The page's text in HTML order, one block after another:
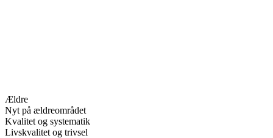
Ældre
Nyt på ældreområdet
Kvalitet og systematik
Livskvalitet og trivsel